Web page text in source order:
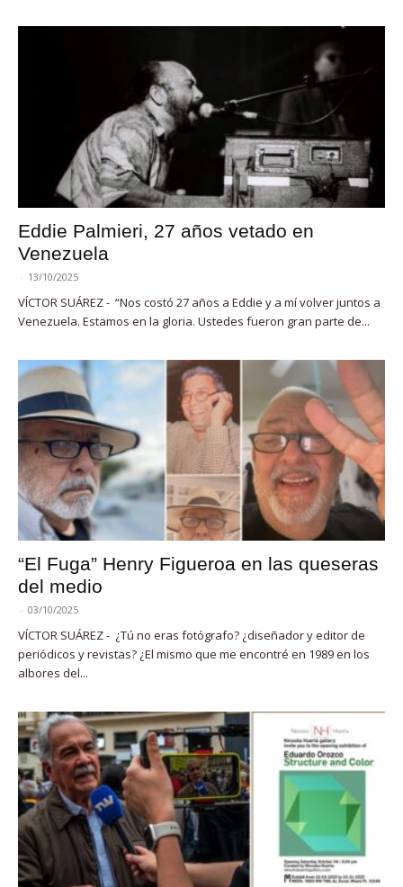
Eddie Palmieri, 27 años vetado en
Venezuela
- 13/10/2025
VÍCTOR SUÁREZ - “Nos costó 27 años a Eddie y a mí volver juntos a
Venezuela. Estamos en la gloria. Ustedes fueron gran parte de...
“El Fuga” Henry Figueroa en las queseras
del medio
- 03/10/2025
VÍCTOR SUÁREZ - ¿Tú no eras fotógrafo? ¿diseñador y editor de
periódicos y revistas? ¿El mismo que me encontré en 1989 en los
albores del...